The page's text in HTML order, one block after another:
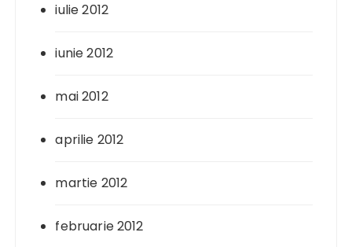
iulie 2012
iunie 2012
mai 2012
aprilie 2012
martie 2012
februarie 2012